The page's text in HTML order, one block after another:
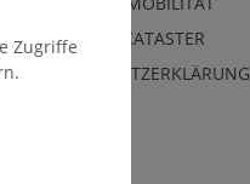
ORTSPLAN/KATASTER
DATENSCHUTZERKLÄRUNG
Zugriffe